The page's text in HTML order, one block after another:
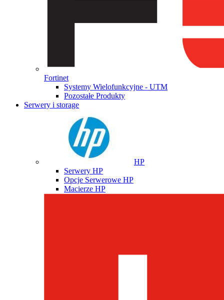
Fortinet
Systemy Wielofunkcyjne - UTM
Pozostałe Produkty
Serwery i storage
HP
Serwery HP
Opcje Serwerowe HP
Macierze HP